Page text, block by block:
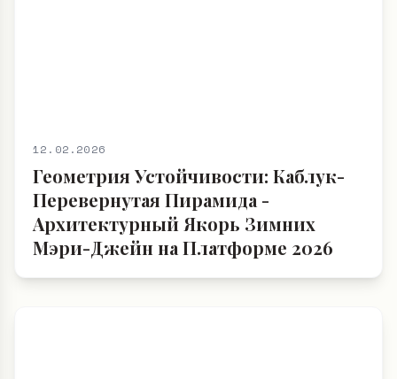
12.02.2026
Геометрия Устойчивости: Каблук-
Перевернутая Пирамида -
Архитектурный Якорь Зимних
Мэри-Джейн на Платформе 2026